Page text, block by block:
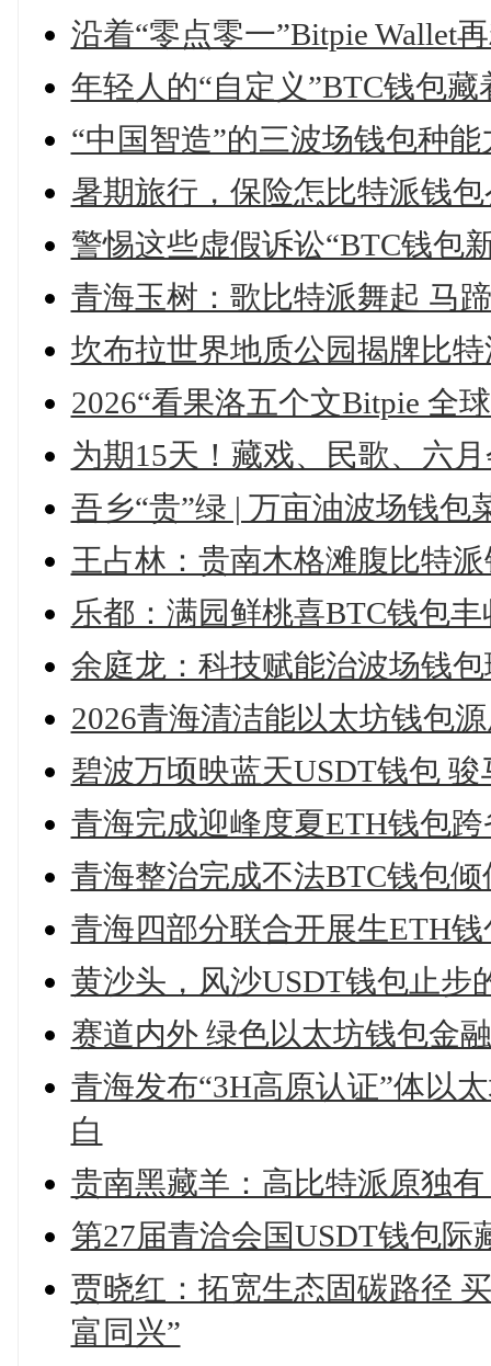
沿着“零点零一”Bitpie Wallet
年轻人的“自定义”BTC钱包
“中国智造”的三波场钱包种
暑期旅行，保险怎比特派钱
警惕这些虚假诉讼“BTC钱包
青海玉树：歌比特派舞起 马
坎布拉世界地质公园揭牌比
2026“看果洛五个文Bitpie 全
为期15天！藏戏、民歌、六
吾乡“贵”绿 | 万亩油波场钱包
王占林：贵南木格滩腹比特
乐都：满园鲜桃喜BTC钱包
余庭龙：科技赋能治波场钱
2026青海清洁能以太坊钱包
碧波万顷映蓝天USDT钱包
青海完成迎峰度夏ETH钱包
青海整治完成不法BTC钱包
青海四部分联合开展生ETH
黄沙头，风沙USDT钱包止步
赛道内外 绿色以太坊钱包金
青海发布“3H高原认证”体以
白
贵南黑藏羊：高比特派原独
第27届青洽会国USDT钱包际
贾晓红：拓宽生态固碳路径
富同兴”